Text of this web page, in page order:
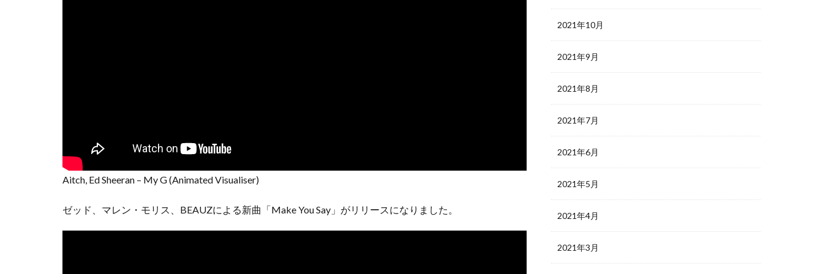
Aitch, Ed Sheeran – My G (Animated Visualiser)
ゼッド、マレン・モリス、BEAUZによる新曲「Make You Say」がリリースになりました。
2021年10月
2021年9月
2021年8月
2021年7月
2021年6月
2021年5月
2021年4月
2021年3月